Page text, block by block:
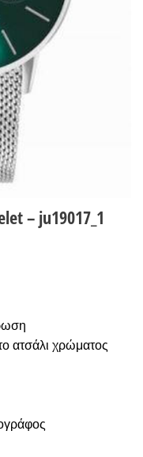
– ju19017_1
ατσάλι χρώματος